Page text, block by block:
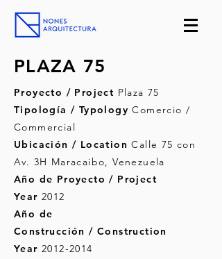
PLAZA 75
Proyecto / Project Plaza 75
Tipología / TypologyComercio /
Commercial
Ubicación / LocationCalle 75 con
Av. 3H Maracaibo, Venezuela
Año de Proyecto / Project
Year 2012
Año de
Construcción / Construction
Year 2012-2014